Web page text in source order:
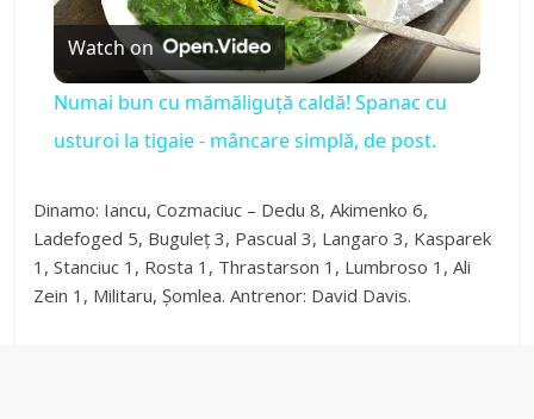
l
a
y
V
Watch on
Numai bun cu mămăliguță caldă! Spanac cu
usturoi la tigaie - mâncare simplă, de post.
Dinamo: Iancu, Cozmaciuc – Dedu 8, Akimenko 6,
Ladefoged 5, Buguleț 3, Pascual 3, Langaro 3, Kasparek
1, Stanciuc 1, Rosta 1, Thrastarson 1, Lumbroso 1, Ali
Zein 1, Militaru, Șomlea. Antrenor: David Davis.